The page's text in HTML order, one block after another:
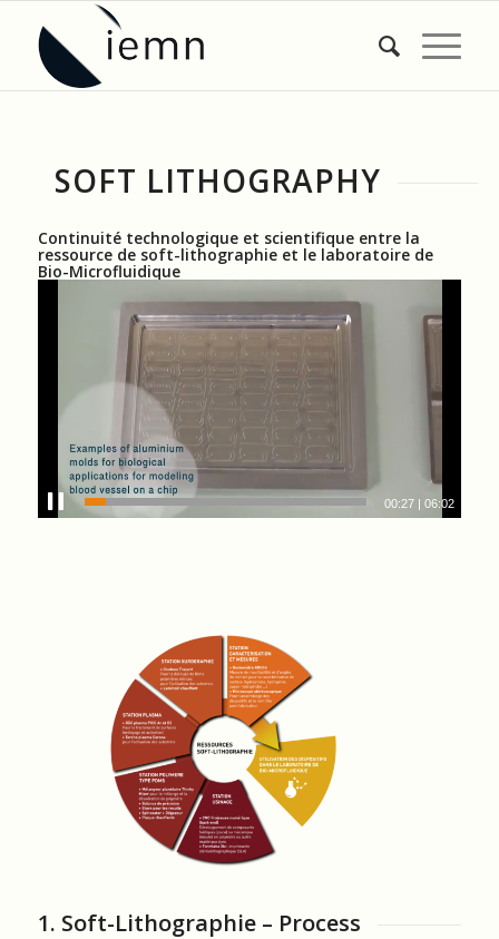
SOFT LITHOGRAPHY
Continuité technologique et scientifique entre la
ressource de soft-lithographie et le laboratoire de
Bio-Microfluidique
00:27 |06:02
1. Soft-Lithographie – Process